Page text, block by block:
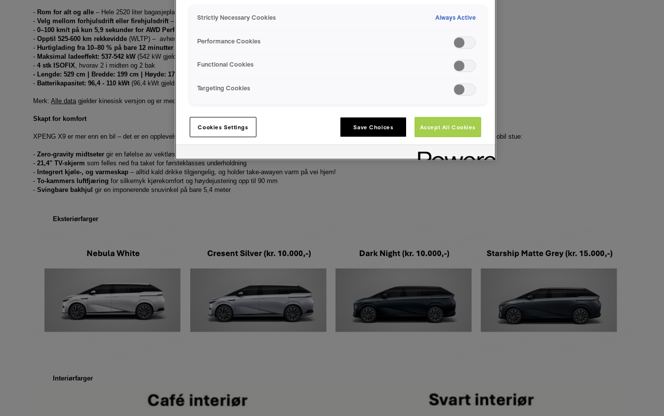
- Rom for alt og alle– Hele 2520 liter bagasjeplass med fire seter i bruk, 721 liter bagasjeplass med alle syv seter i bruk.
-Velg mellom forhjulsdrift eller firehjulsdrift– tilpasset norske forhold.
-0–100 km/t på kun 5,9 sekunder for AWD Performance versjon.
-Opptil 525-600 km rekkevidde (WLTP) – avhengig av versjon.
- Hurtiglading fra 10–80 % på bare 12 minutter
- Maksimal ladeeffekt: 537-542 kW (542 kW gjelder Long range & AWD Performance, 537 kW gjelder standard range)
- 4 stk ISOFIX, hvorav 2 i midten og 2 bak
- Lengde: 529 cm | Bredde: 199 cm | Høyde: 179 cm
- Batterikapasitet: 96,4 - 110 kWt (96,4 kWt gjelder standard range, 110 gjelder long range og AWD Performance)
Merk:Alle data gjelder kinesisk versjon og er med forbehold om endelig typegodkjenning.
Skapt for komfort
XPENG X9 er mer enn en bil – det er en opplevelse. Det elegante, aerodynamiske designet gir den lav luftmotstand som en sportsbil, og innsiden føles som en mobil stue:
-Zero-gravity midtseter gir en følelse av vektløs avslapning
-21,4" TV-skjerm som felles ned fra taket for førsteklasses underholdning
- Integrert kjøle-, og varmeskap – alltid kald drikke tilgjengelig, og holder take-awayen varm på vei hjem!
- To-kammers luftfjæring for silkemyk kjørekomfort og høydejustering opp til 90 mm
-Svingbare bakhjulgir en imponerende snuvinkel på bare 5,4 meter
Eksteriørfarger
Interiørfarger
Strictly Necessary Cookies Always Active
Performance Cookies
Functional Cookies
Targeting Cookies
Cookies Settings Save Choices Accept All Cookies